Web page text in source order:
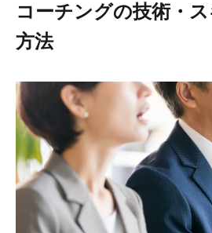
コーチングの技術・
方法